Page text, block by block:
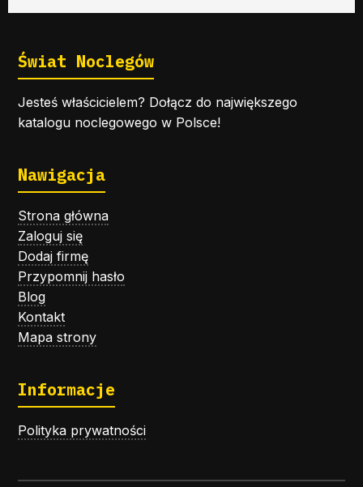
Świat Noclegów
Jesteś właścicielem? Dołącz do największego
katalogu noclegowego w Polsce!
Nawigacja
Strona główna
Zaloguj się
Dodaj firmę
Przypomnij hasło
Blog
Kontakt
Mapa strony
Informacje
Polityka prywatności